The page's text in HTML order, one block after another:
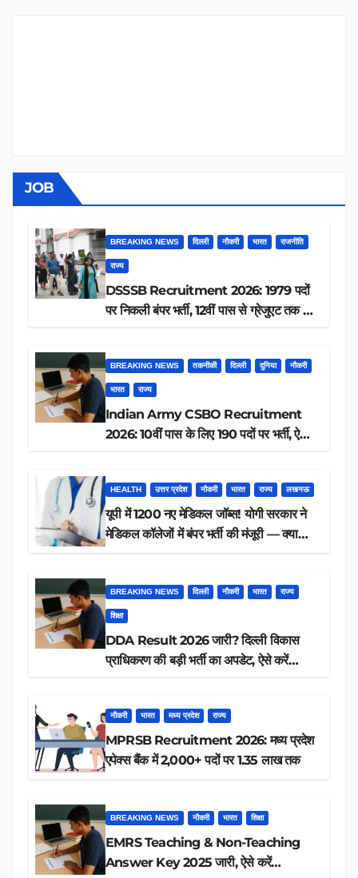
JOB
BREAKING NEWS दिल्ली नौकरी भारत राजनीति
राज्य
DSSSB Recruitment 2026: 1979 पदों
पर निकली बंपर भर्ती, 12वीं पास से ग्रेजुएट तक करें
BREAKING NEWS तकनीकी दिल्ली दुनिया नौकरी
भारत राज्य
Indian Army CSBO Recruitment
2026: 10वीं पास के लिए 190 पदों पर भर्ती, ऐसे
HEALTH उत्तर प्रदेश नौकरी भारत राज्य लखनऊ
यूपी में 1200 नए मेडिकल जॉब्स! योगी सरकार ने
मेडिकल कॉलेजों में बंपर भर्ती की मंजूरी — क्या
BREAKING NEWS दिल्ली नौकरी भारत राज्य
शिक्षा
DDA Result 2026 जारी? दिल्ली विकास
प्राधिकरण की बड़ी भर्ती का अपडेट, ऐसे करें
नौकरी भारत मध्य प्रदेश राज्य
MPRSB Recruitment 2026: मध्य प्रदेश
एपेक्स बैंक में 2,000+ पदों पर 1.35 लाख तक
BREAKING NEWS नौकरी भारत शिक्षा
EMRS Teaching & Non-Teaching
Answer Key 2025 जारी, ऐसे करें